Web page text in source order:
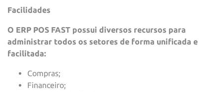
Facilidades
O ERP POS FAST possui diversos recursos para
administrar todos os setores de forma unificada e
facilitada:
Compras;
Financeiro;